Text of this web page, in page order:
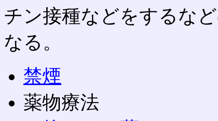
チン接種などをするな
なる。
禁煙
薬物療法